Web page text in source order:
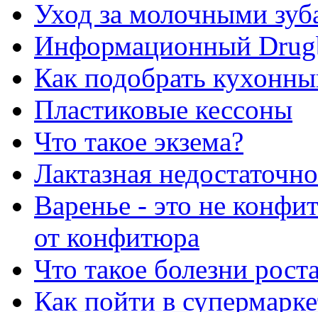
Уход за молочными
Информационный
Как подобрать
Пластиковые кессоны
Что такое экзема?
Лактазная
Варенье - это не
от конфитюра
Что такое болезни
Как пойти в